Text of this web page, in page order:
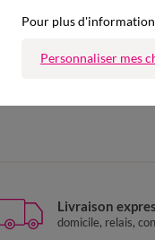
Livraison
domicile, relais,
Pour plus
Personnaliser mes